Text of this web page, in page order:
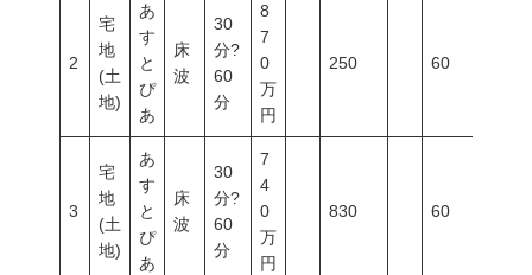
2
宅
地
(土
地)
あ
す
と
ぴ
あ
床
波
30
分?
60
分
8
7
0
万
円
250 60
3
宅
地
(土
地)
あ
す
と
ぴ
あ
床
波
30
分?
60
分
7
4
0
万
円
830 60